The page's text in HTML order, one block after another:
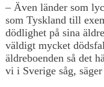
– Även länder som
som Tyskland till
dödlighet på sina
väldigt mycket
äldreboenden så det
vi i Sverige såg,